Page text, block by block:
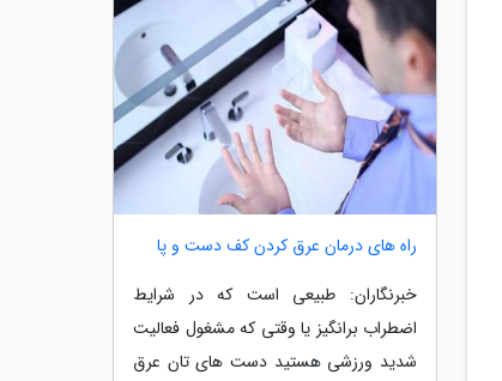
راه های درمان عرق کردن کف دست و پا
خبرنگاران: طبیعی است که در شرایط
اضطراب برانگیز یا وقتی که مشغول فعالیت
شدید ورزشی هستید دست های تان عرق